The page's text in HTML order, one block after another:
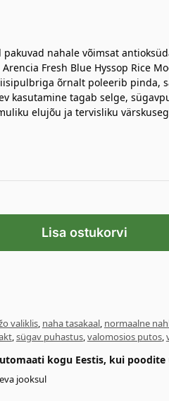
nahale võimsat
Fresh Blue Hyssop Rice
õrnalt poleerib pinda,
kasutamine tagab selge,
elujõu ja tervisliku
Lisa ostukorvi
valiklis, naha tasakaal, normaalne
,sügav puhastus,valomosios putos,
kogu Eestis, kui poodite
jooksul